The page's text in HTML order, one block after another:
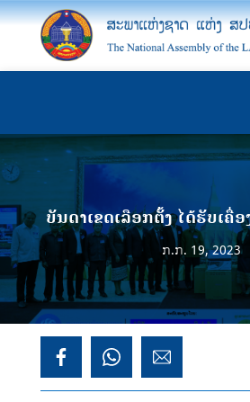
ບັນດາເຂດເລືອກຕັ້ງ ໄດ້ຮັບເຄື່
ກ.ກ. 19, 2023